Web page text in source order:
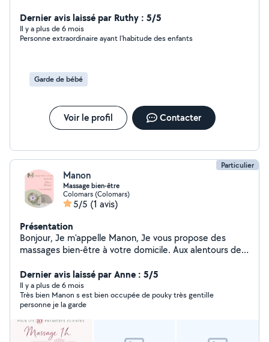
mercredis, ainsi que tout au long de juillet et août, je
serais ravie de m'occuper de vos enfants, que ce soit
pour des gardes ponctuelles ou régulières. Sérieuse,
sécurité et leur bien-être. Je peux également proposer
des activités calmes ou créatives selon leur âge et leurs
d'informations ou pour échanger sur vos besoins ! À
bientôt, Alexandra.
Dernier avis laissé par Ruthy : 5/5
Il y a plus de 6 mois
Personne extraordinaire ayant l’habitude des enfants
Garde de bébé
Voir le profil Contacter
Particulier
Manon
Massage bien-être
Colomars (Colomars)
5/5 (1 avis)
Présentation
Bonjour, Je m'appelle Manon, Je vous propose des
massages bien-être à votre domicile. Aux alentours de
Suédois. Uniquement pour femme.
Dernier avis laissé par Anne : 5/5
Il y a plus de 6 mois
Très bien Manon s est bien occupée de pouky très gentille
personne je la garde